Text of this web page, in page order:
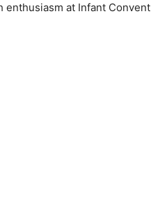
at Infant Convent